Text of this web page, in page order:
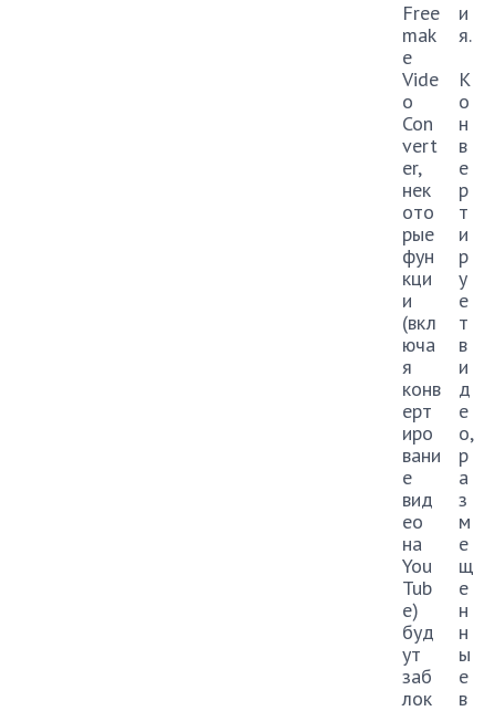
Free
mak
e
Vide
o
Con
vert
er,
нек
ото
рые
фун
кци
и
(вкл
юча
я
конв
ерт
иро
вани
е
вид
ео
на
You
Tub
e)
буд
ут
заб
лок
и
я.
К
о
н
в
е
р
т
и
р
у
е
т
в
и
д
е
о,
р
а
з
м
е
щ
е
н
н
ы
е
в